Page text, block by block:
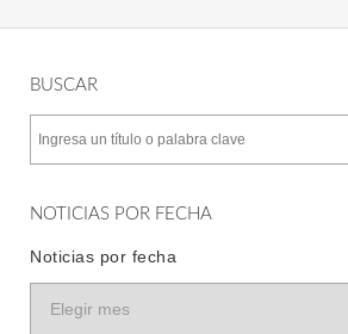
BUSCAR
NOTICIAS POR FECHA
Noticias por fecha